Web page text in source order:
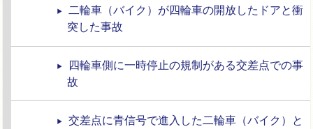
二輪車（バイク）が四輪車の開放したドアと衝
突した事故
四輪車側に一時停止の規制がある交差点での事
故
交差点に青信号で進入した二輪車（バイク）と